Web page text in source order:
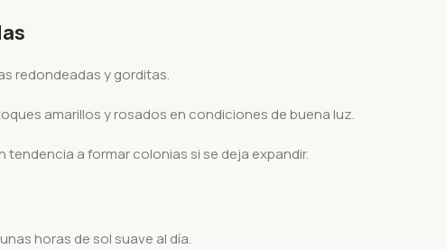
redondeadas y gorditas.
amarillos y rosados en condiciones de buena luz.
tendencia a formar colonias si se deja expandir.
horas de sol suave al día.